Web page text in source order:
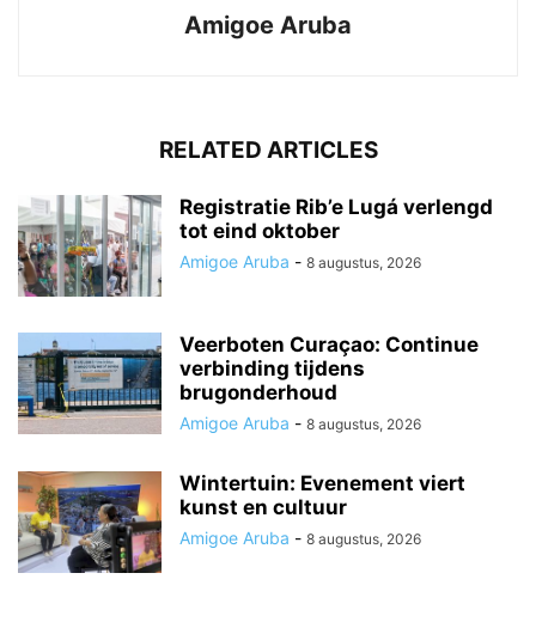
Amigoe Aruba
RELATED ARTICLES
Registratie Rib’e Lugá verlengd
tot eind oktober
Amigoe Aruba - 8 augustus, 2026
Veerboten Curaçao: Continue
verbinding tijdens
brugonderhoud
Amigoe Aruba - 8 augustus, 2026
Wintertuin: Evenement viert
kunst en cultuur
Amigoe Aruba - 8 augustus, 2026